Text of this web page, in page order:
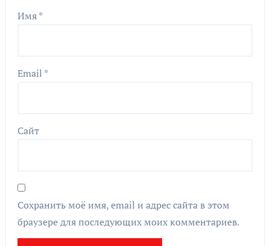
Имя*
Email *
Сайт
Сохранить моё имя, email и адрес сайта в этом
браузере для последующих моих комментариев.